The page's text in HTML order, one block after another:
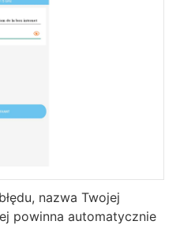
nazwa Twojej
powinna automatycznie